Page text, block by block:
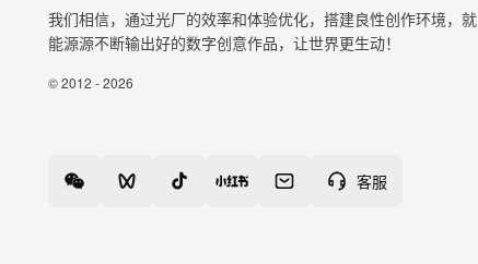
我们相信，通过光厂的效率和体验优化，搭建良性创作环境，就
能源源不断输出好的数字创意作品，让世界更生动！
© 2012 - 2026
客服